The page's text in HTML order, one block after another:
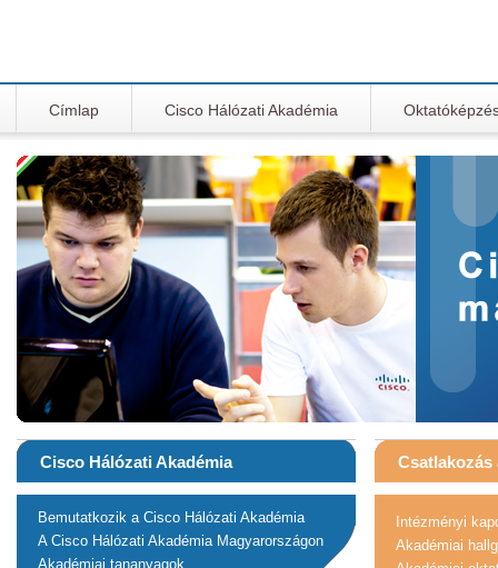
Címlap Cisco Hálózati Akadémia
Cisco Hálózati Akadémia
Bemutatkozik a Cisco Hálózati Akadémia
A Cisco Hálózati Akadémia Magyarországon
Akadémiai tananyagok
Csatlakozás
Intézményi
Akadémiai